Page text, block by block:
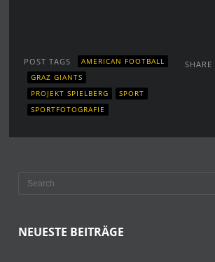
SHARE
POST TAGS
AMERICAN FOOTBALL
GRAZ GIANTS
PROJEKT SPIELBERG
SPORT
SPORTFOTOGRAFIE
NEUESTE BEITRÄGE